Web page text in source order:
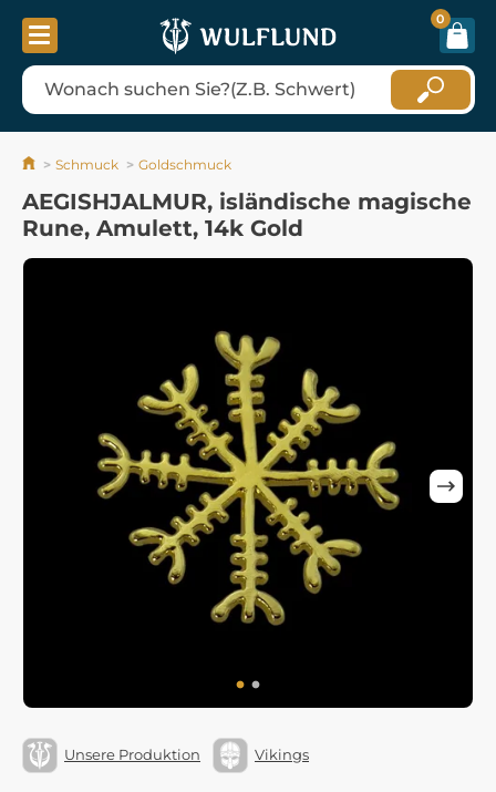
0
Schmuck Goldschmuck
AEGISHJALMUR, isländische magische
Rune, Amulett, 14k Gold
Unsere Produktion Vikings